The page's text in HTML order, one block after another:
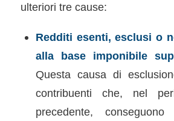
ulteriori tre cause:
Redditi esenti, esclusi o
alla base imponibile
Questa causa di
contribuenti che, nel
precedente,